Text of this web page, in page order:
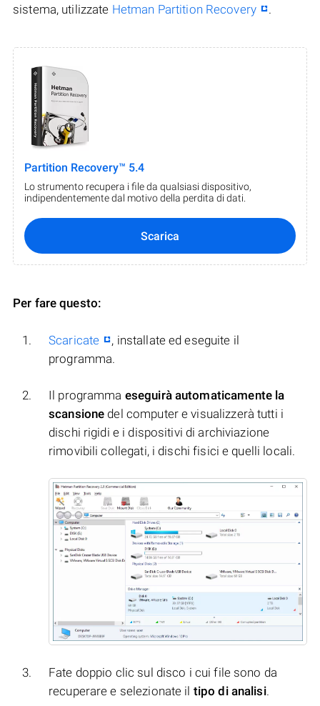
sistema, utilizzate Hetman Partition Recovery .
Partition Recovery™ 5.4
Lo strumento recupera i file da qualsiasi dispositivo,
indipendentemente dal motivo della perdita di dati.
Scarica
Per fare questo:
Scaricate
, installate ed eseguite il
programma.
Il programma eseguirà automaticamente la
scansione del computer e visualizzerà tutti i
dischi rigidi e i dispositivi di archiviazione
rimovibili collegati, i dischi fisici e quelli locali.
Fate doppio clic sul disco i cui file sono da
recuperare e selezionate il tipo di analisi.